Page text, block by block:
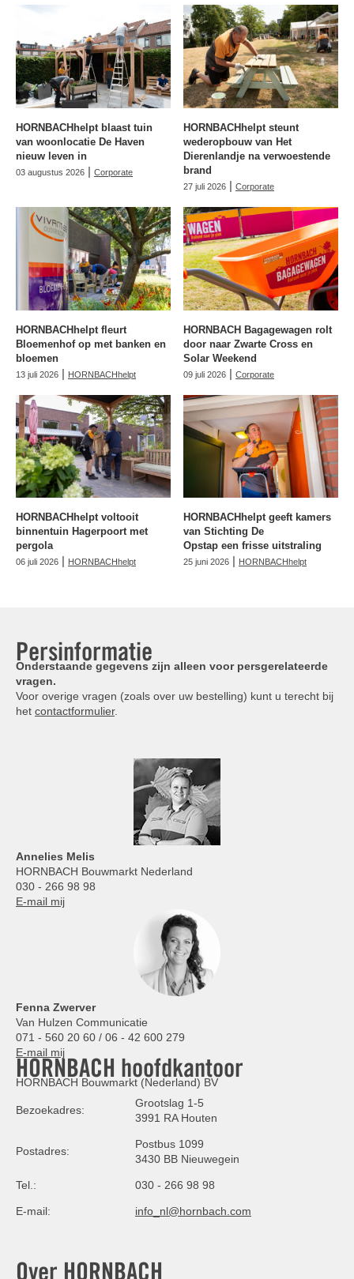
HORNBACHhelpt blaast tuin
van woonlocatie De Haven
nieuw leven in
03 augustus 2026 | Corporate
HORNBACHhelpt steunt
wederopbouw van Het
Dierenlandje na verwoestende
brand
27 juli 2026 | Corporate
HORNBACHhelpt fleurt
Bloemenhof op met banken en
bloemen
13 juli 2026 | HORNBACHhelpt
HORNBACH Bagagewagen rolt
door naar Zwarte Cross en
Solar Weekend
09 juli 2026 | Corporate
HORNBACHhelpt voltooit
binnentuin Hagerpoort met
pergola
06 juli 2026 | HORNBACHhelpt
HORNBACHhelpt geeft kamers
van Stichting De
Opstap een frisse uitstraling
25 juni 2026 | HORNBACHhelpt
Persinformatie
Onderstaande gegevens zijn alleen voor persgerelateerde
vragen.
Voor overige vragen (zoals over uw bestelling) kunt u terecht bij
het contactformulier.
Annelies Melis
HORNBACH Bouwmarkt Nederland
030 - 266 98 98
E-mail mij
Fenna Zwerver
Van Hulzen Communicatie
071 - 560 20 60 / 06 - 42 600 279
E-mail mij
HORNBACH hoofdkantoor
HORNBACH Bouwmarkt (Nederland) BV
Bezoekadres:
Grootslag 1-5
3991 RA Houten
Postadres:
Postbus 1099
3430 BB Nieuwegein
Tel.: 030 - 266 98 98
E-mail: info_nl@hornbach.com
Over HORNBACH